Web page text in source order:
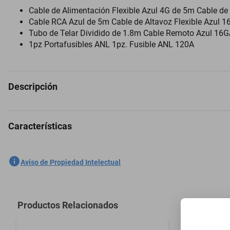
Cable de Alimentación Flexible Azul 4G de 5m Cable
Cable RCA Azul de 5m Cable de Altavoz Flexible Azul
Tubo de Telar Dividido de 1.8m Cable Remoto Azul
1pz Portafusibles ANL 1pz. Fusible ANL 120A
Descripción
Prepara tu sistema de audio para un rendimiento máximo con el Kit
Incluye cables de calibre 4 de alta resistencia que garantizan una
Conectores de alta calidad y terminales aseguran una conexión
Características
SKU
Modelo MURDER4G
Aviso de Propiedad Intelectual
Productos Relacionados